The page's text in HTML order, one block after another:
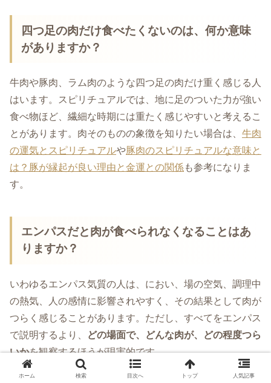
四つ足の肉だけ食べたくないのは、何か意味
がありますか？
牛肉や豚肉、ラム肉のような四つ足の肉だけ重く感じる人
はいます。スピリチュアルでは、地に足のついた力が強い
食べ物ほど、繊細な時期には重たく感じやすいと考えるこ
とがあります。肉そのものの象徴を知りたい場合は、 牛肉
の運気とスピリチュアルや豚肉のスピリチュアルな意味と
は？豚が縁起が良い理由と金運との関係も参考になりま
す。
エンパスだと肉が食べられなくなることはあ
りますか？
いわゆるエンパス気質の人は、におい、場の空気、調理中
の熱気、人の感情に影響されやすく、その結果として肉が
つらく感じることがあります。ただし、すべてをエンパス
で説明するより、
どの場面で、どんな肉が、どの程度つら
いかを観察するほうが現実的です。
ホーム 検索 目次へ トップ 人気記事